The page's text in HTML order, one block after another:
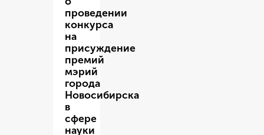
проведении
конкурса
на
присуждение
премий
мэрий
города
Новосибирска
в
сфере
науки